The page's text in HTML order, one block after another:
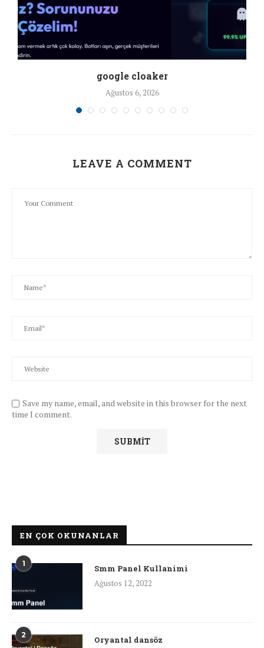
google cloaker
Ağustos 6, 2026
LEAVE A COMMENT
Save my name, email, and website in this browser for the next
time I comment.
EN ÇOK OKUNANLAR
1
Smm Panel Kullanimi
Ağustos 12, 2022
2
Oryantal dansöz